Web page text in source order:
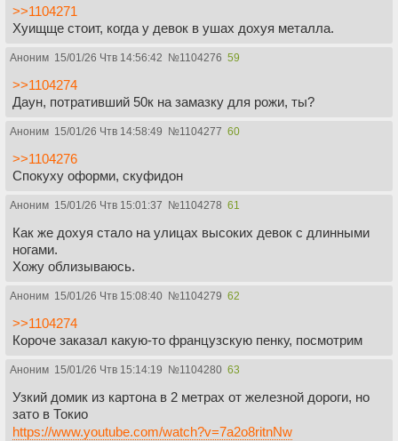
>>1104271
Хуищще стоит, когда у девок в ушах дохуя металла.
Аноним 15/01/26 Чтв 14:56:42 №1104276 59
>>1104274
Даун, потративший 50к на замазку для рожи, ты?
Аноним 15/01/26 Чтв 14:58:49 №1104277 60
>>1104276
Спокуху оформи, скуфидон
Аноним 15/01/26 Чтв 15:01:37 №1104278 61
Как же дохуя стало на улицах высоких девок с длинными
ногами.
Хожу облизываюсь.
Аноним 15/01/26 Чтв 15:08:40 №1104279 62
>>1104274
Короче заказал какую-то французскую пенку, посмотрим
Аноним 15/01/26 Чтв 15:14:19 №1104280 63
Узкий домик из картона в 2 метрах от железной дороги, но
зато в Токио
https://www.youtube.com/watch?v=7a2o8ritnNw